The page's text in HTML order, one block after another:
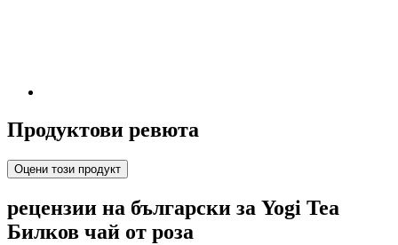
Продуктови ревюта
Оцени този продукт
рецензии на български за Yogi Tea
Билков чай от роза